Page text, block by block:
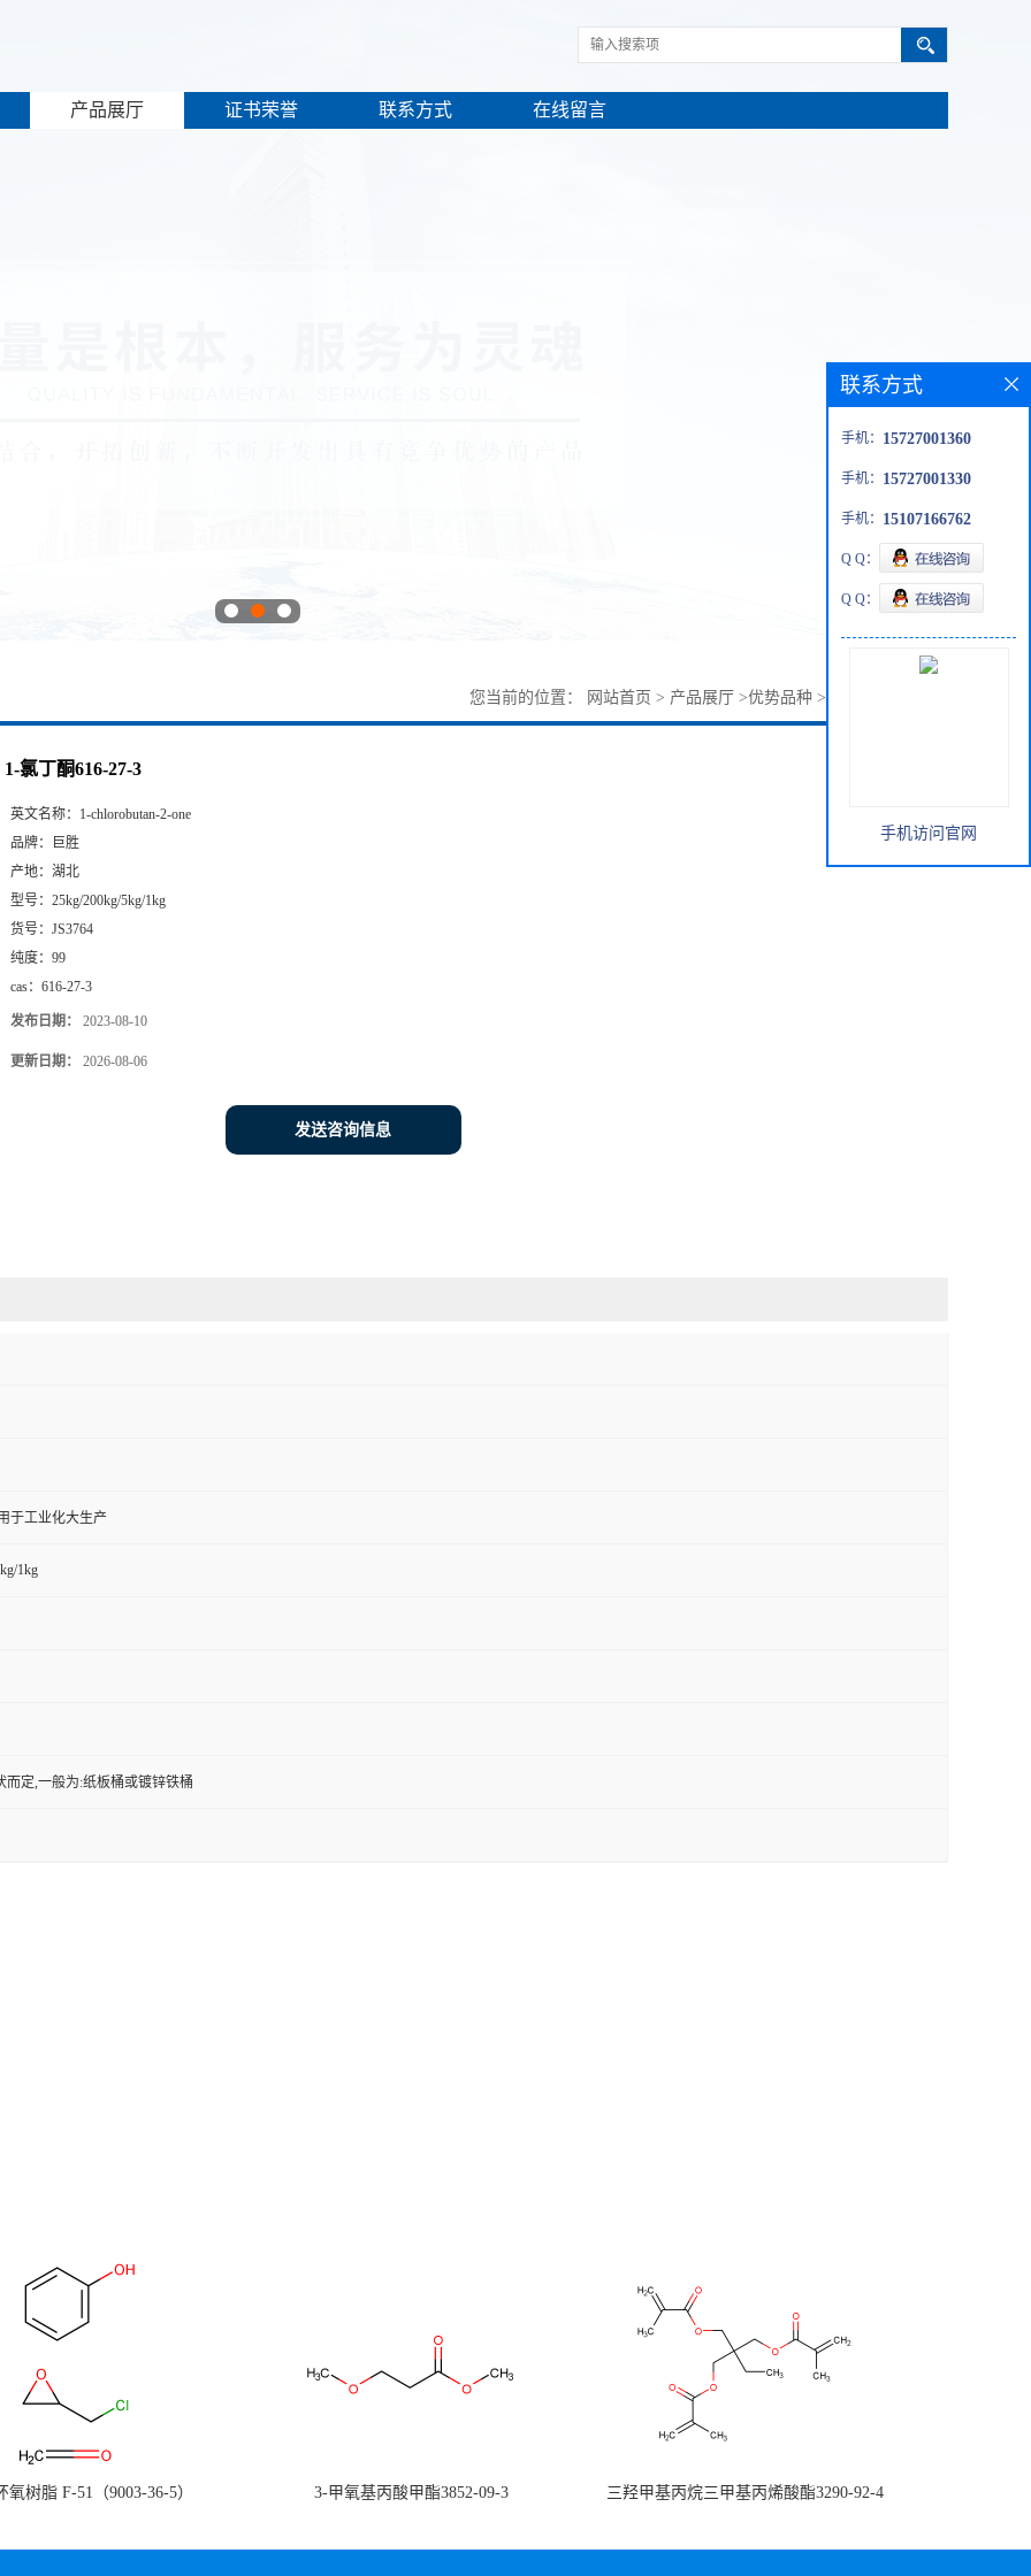
产品展厅 证书荣誉 联系方式 在线留言
您当前的位置： 网站首页 > 产品展厅 >优势品种 >
1-氯丁酮616-27-3
英文名称： 1-chlorobutan-2-one
品牌：
巨胜
产地： 湖北
型号： 25kg/200kg/5kg/1kg
货号： JS3764
纯度： 99
cas： 616-27-3
发布日期： 2023-08-10
更新日期： 2026-08-06
发送咨询信息
于工业化大生产
1kg
而定,一般为:纸板桶或镀锌铁桶
氧树脂 F-51（9003-36-5） 3-甲氧基丙酸甲酯3852-09-3 三羟甲基丙烷三甲基丙烯酸酯3290-92-4
联系方式
手机： 15727001360
手机： 15727001330
手机： 15107166762
Q Q：
Q Q：
手机访问官网